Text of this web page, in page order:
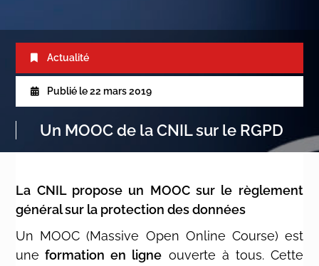
Actualité
Publié le 22 mars 2019
Un MOOC de la CNIL sur le RGPD
La CNIL propose un MOOC sur le règlement
général sur la protection des données
Un MOOC (Massive Open Online Course) est
une formation en ligne ouverte à tous. Cette